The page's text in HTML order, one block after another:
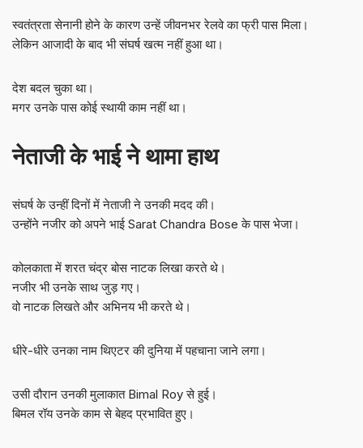
स्वतंत्रता सेनानी होने के कारण उन्हें जीवनभर रेलवे का फ्री पास मिला।
लेकिन आजादी के बाद भी संघर्ष खत्म नहीं हुआ था।
देश बदल चुका था।
मगर उनके पास कोई स्थायी काम नहीं था।
नेताजी के भाई ने थामा हाथ
संघर्ष के उन्हीं दिनों में नेताजी ने उनकी मदद की।
उन्होंने नजीर को अपने भाई Sarat Chandra Bose के पास भेजा।
कोलकाता में शरत चंद्र बोस नाटक लिखा करते थे।
नजीर भी उनके साथ जुड़ गए।
वो नाटक लिखते और अभिनय भी करते थे।
धीरे-धीरे उनका नाम थिएटर की दुनिया में पहचाना जाने लगा।
उसी दौरान उनकी मुलाकात Bimal Roy से हुई।
बिमल रॉय उनके काम से बेहद प्रभावित हुए।